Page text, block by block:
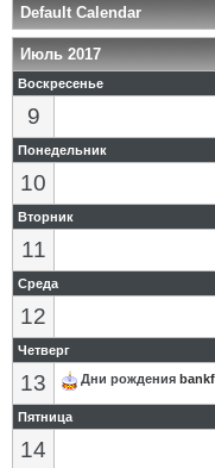
Default Calendar
Июль 2017
Воскресенье
9
Понедельник
10
Вторник
11
Среда
12
Четверг
13 Дни рождения
Пятница
14